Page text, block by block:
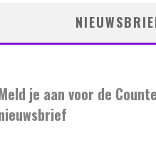
je aan voor de